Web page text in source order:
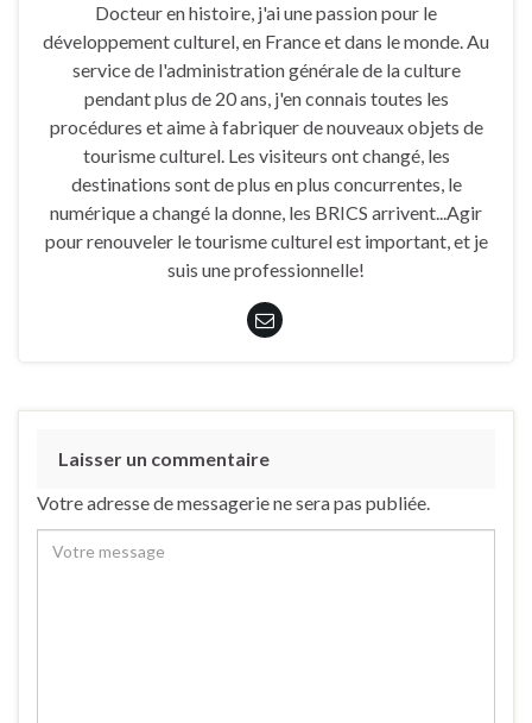
Docteur en histoire, j'ai une passion pour le
développement culturel, en France et dans le monde. Au
service de l'administration générale de la culture
pendant plus de 20 ans, j'en connais toutes les
procédures et aime à fabriquer de nouveaux objets de
tourisme culturel. Les visiteurs ont changé, les
destinations sont de plus en plus concurrentes, le
numérique a changé la donne, les BRICS arrivent...Agir
pour renouveler le tourisme culturel est important, et je
suis une professionnelle!
Laisser un commentaire
Votre adresse de messagerie ne sera pas publiée.